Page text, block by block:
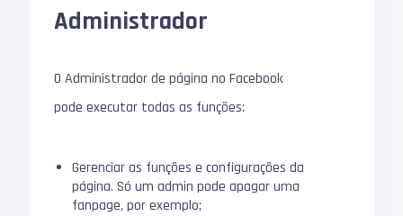
Administrador
O Administrador de página no Facebook
pode executar todas as funções:
Gerenciar as funções e configurações da
página. Só um admin pode apagar uma
fanpage, por exemplo;